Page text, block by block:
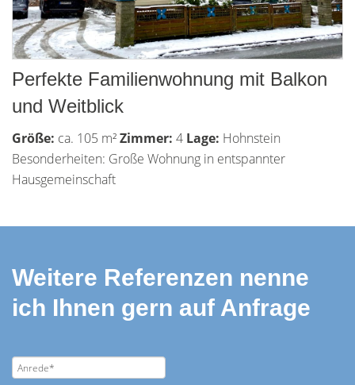
Perfekte Familienwohnung mit Balkon
und Weitblick
Größe: ca. 105 m²Zimmer: 4 Lage: Hohnstein
Besonderheiten: Große Wohnung in entspannter
Hausgemeinschaft
Weitere Referenzen nenne
ich Ihnen gern auf Anfrage